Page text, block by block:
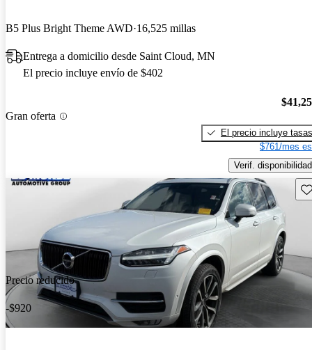
B5 Plus Bright Theme AWD 16,525 millas
Entrega a domicilio desde Saint Cloud, MN
El precio incluye envío de $402
Gran oferta
El precio incluye tasas
$761/mes
Verif. disponibilidad
Precio reducido
-$920